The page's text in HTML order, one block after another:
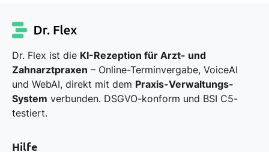
Dr. Flex ist die KI-Rezeption für Arzt- und
Zahnarztpraxen – Online-Terminvergabe, VoiceAI
und WebAI, direkt mit dem Praxis-Verwaltungs-
System verbunden. DSGVO-konform und BSI C5-
testiert.
Hilfe